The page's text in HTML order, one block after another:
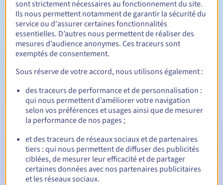
Période de rédemption 30 jours
Notifications automatiques :
Emails d'avertissement :60, 30, 15, 7 et 3 jours avant la
date d'échéance
E-mail le jour de l'expirationpour notification de la
E-mail après la Redemption Grace Periodpour
notification de la suppression du nom de domaine
sont strictement nécessaires au fonctionnement du site.
Ils nous permettent notamment de garantir la sécurité du
service ou d'assurer certaines fonctionnalités
essentielles. D’autres nous permettent de réaliser des
mesures d’audience anonymes. Ces traceurs sont
exemptés de consentement.
Sous réserve de votre accord, nous utilisons également :
des traceurs de performance et de personnalisation :
qui nous permettent d’améliorer votre navigation
selon vos préférences et usages ainsi que de mesurer
la performance de nos pages ;
et des traceurs de réseaux sociaux et de partenaires
tiers : qui nous permettent de diffuser des publicités
ciblées, de mesurer leur efficacité et de partager
certaines données avec nos partenaires publicitaires
et les réseaux sociaux.